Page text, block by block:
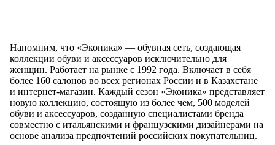
Напомним, что «Эконика» — обувная сеть, создающая
коллекции обуви и аксессуаров исключительно для
женщин. Работает на рынке с 1992 года. Включает в себя
более 160 салонов во всех регионах России и в Казахстане
и интернет-магазин. Каждый сезон «Эконика» представляет
новую коллекцию, состоящую из более чем, 500 моделей
обуви и аксессуаров, созданную специалистами бренда
совместно с итальянскими и французскими дизайнерами на
основе анализа предпочтений российских покупательниц.